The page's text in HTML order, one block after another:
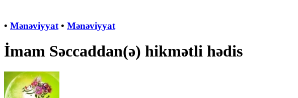
• Mənəviyyat • Mənəviyyat
İmam Səccaddan(ə) hikmətli hədis